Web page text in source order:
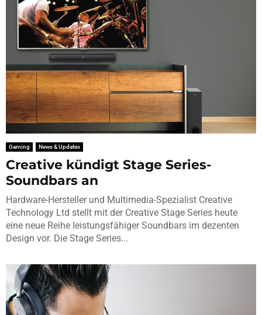
Gaming News & Updates
Creative kündigt Stage Series-
Soundbars an
Hardware-Hersteller und Multimedia-Spezialist Creative
Technology Ltd stellt mit der Creative Stage Series heute
eine neue Reihe leistungsfähiger Soundbars im dezenten
Design vor. Die Stage Series...